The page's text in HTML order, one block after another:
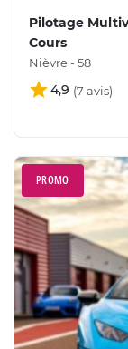
Pilotage
Cours
Nièvre - 58
4,9
PROMO